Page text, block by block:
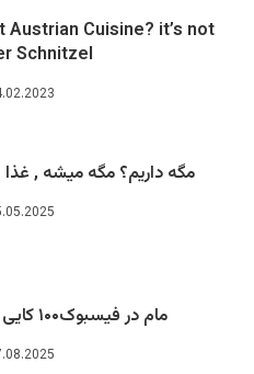
Cuisine? it’s not
Schnitzel!
مگه داریم؟ مگه میشه , غذا
مام در فیسبوک۱۰۰ کایی شدیم!